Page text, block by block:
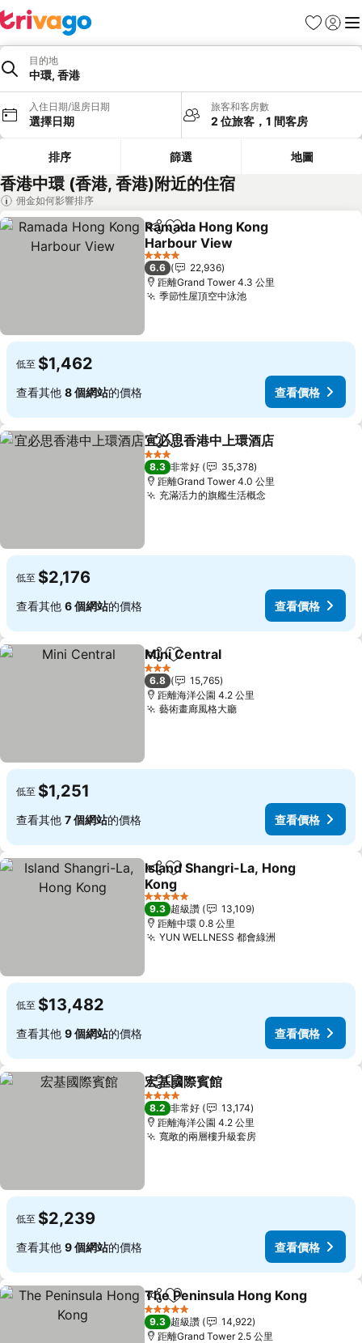
我的最愛
登入 選
目的地
中環, 香港
入住日期/退房日期
選擇日期
旅客和客房數
2 位旅客，1 間客房
排序 篩選 地圖
香港中環 (香港, 香港)附近的住宿
佣金如何影響排序
分享 加入我的最愛
Ramada Hong Kong
Harbour View
查看價格
4 星級
6.6
22,936
距離Grand Tower 4.3 公里
季節性屋頂空中泳池查看價格
低至 $1,462
查看其他 8 個網站的價格 查看價格
分享 加入我的最愛
宜必思香港中上環酒店
3 星級
8.3 非常好
35,378
距離Grand Tower 4.0 公里
充滿活力的旗艦生活概念查看價格
低至 $2,176
查看其他 6 個網站的價格 查看價格
分享 加入我的最愛
Mini Central
3 星級
6.8
15,765
距離海洋公園 4.2 公里
藝術畫廊風格大廳查看價格
低至 $1,251
查看其他 7 個網站的價格 查看價格
分享 加入我的最愛
Island Shangri-La, Hong
Kong
查看價格
5 星級
9.3 超級讚
13,109
距離中環 0.8 公里
YUN WELLNESS 都會綠洲
低至 $13,482
查看其他 9 個網站的價格 查看價格
分享 加入我的最愛
宏基國際賓館
4 星級
8.2 非常好
13,174
距離海洋公園 4.2 公里
寬敞的兩層樓升級套房查看價格
低至 $2,239
查看其他 9 個網站的價格 查看價格
分享 加入我的最愛
The Peninsula Hong Kong
5 星級
9.3 超級讚
14,922
距離Grand Tower 2.5 公里